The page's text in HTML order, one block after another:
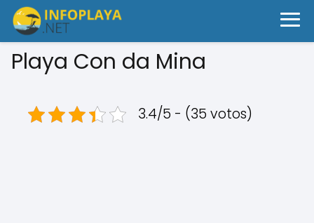
Playa Con da Mina
3.4/5 - (35 votos)